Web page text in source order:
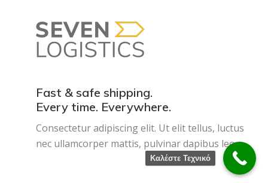
Fast & safe shipping.
Every time. Everywhere.
Consectetur adipiscing elit. Ut elit tellus, luctus
nec ullamcorper mattis, pulvinar dapibus leo.
Καλέστε Τεχνικό